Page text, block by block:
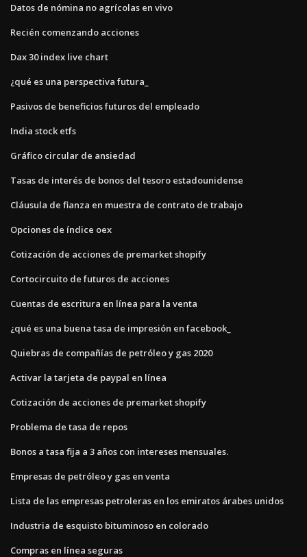
Datos de nómina no agrícolas en vivo
Recién comenzando acciones
Dax 30 index live chart
¿qué es una perspectiva futura_
Pasivos de beneficios futuros del empleado
India stock etfs
Gráfico circular de ansiedad
Tasas de interés de bonos del tesoro estadounidense
Cláusula de fianza en muestra de contrato de trabajo
Opciones de índice oex
Cotización de acciones de premarket shopify
Cortocircuito de futuros de acciones
Cuentas de escritura en línea para la venta
¿qué es una buena tasa de impresión en facebook_
Quiebras de compañías de petróleo y gas 2020
Activar la tarjeta de paypal en línea
Cotización de acciones de premarket shopify
Problema de tasa de repos
Bonos a tasa fija a 3 años con intereses mensuales.
Empresas de petróleo y gas en venta
Lista de las empresas petroleras en los emiratos árabes unidos
Industria de esquisto bituminoso en colorado
Compras en línea seguras